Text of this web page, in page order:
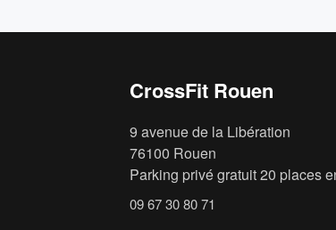
CrossFit Rouen
9 avenue de la Libération
76100 Rouen
Parking privé gratuit 20 places
09 67 30 80 71